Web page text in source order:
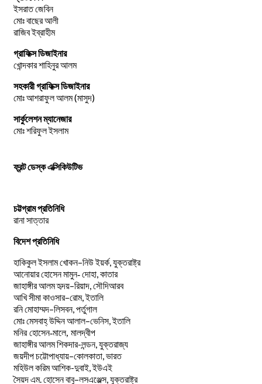
ইসরাত জেবিন
মোঃ বাছের আলী
রাজিব ইব্রাহীম
গ্রাফিক্স ডিজাইনার
খোন্দকার শাহিনুর আলম
সহকারী গ্রাফিক্স ডিজাইনার
মোঃ আশরাফুল আলম (মাসুদ)
সার্কুলেশন ম্যানেজার
মোঃ শরিফুল ইসলাম
ফ্রন্ট ডেস্ক এক্সিকিউটিভ
চট্টগ্রাম প্রতিনিধি
রানা সাত্তার
বিদেশ প্রতিনিধি
হাকিকুলইসলামখোকন–নিউইয়র্ক,যুক্তরাষ্ট্র
আনোয়ারহোসেনমামুন-দোহা,কাতার
জাহাঙ্গীরআলমহৃদয়–রিয়াদ,সৌদিআরব
আখিসীমাকাওসার–রোম,ইতালি
রনিমোহাম্মদ–লিসবন,পর্তুগাল
মোঃমেসবাহ্উদ্দিনআলাল–ভেনিস,ইতালি
মনির হোসেন-মালে, মালদ্বীপ
জাহাঙ্গীর আলম শিকদার-লন্ডন, যুক্তরাজ্য
জয়দীপচট্টোপাধ্যায়–কোলকাতা,ভারত
মহিউল করিম আশিক-দুবাই, ইউএই
সৈয়দএম.হোসেনবাবু–লসএঞ্জেল্স,যুক্তরাষ্ট্র